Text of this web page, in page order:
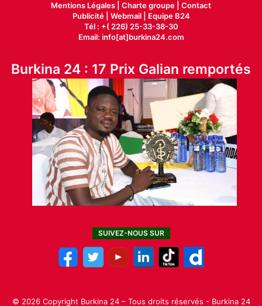
Mentions Légales | Charte groupe | Contact
Publicité| Webmail |
Equipe B24
Tél : +( 226) 25-33-38-30
Email: info[at]burkina24.com
Burkina 24 : 17 Prix Galian remportés
SUIVEZ-NOUS SUR
© 2026 Copyright Burkina 24 – Tous droits réservés - Burkina 24